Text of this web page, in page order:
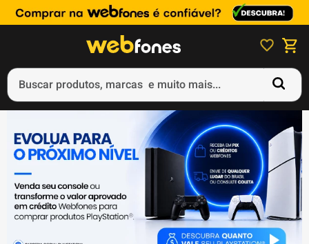
Buscar produtos, marcas e muito mais...
1º
ps5
3º
smartphone
4º
ps4
5